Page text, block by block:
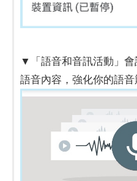
▼「語音和音訊活動」
語音內容，強化你的語